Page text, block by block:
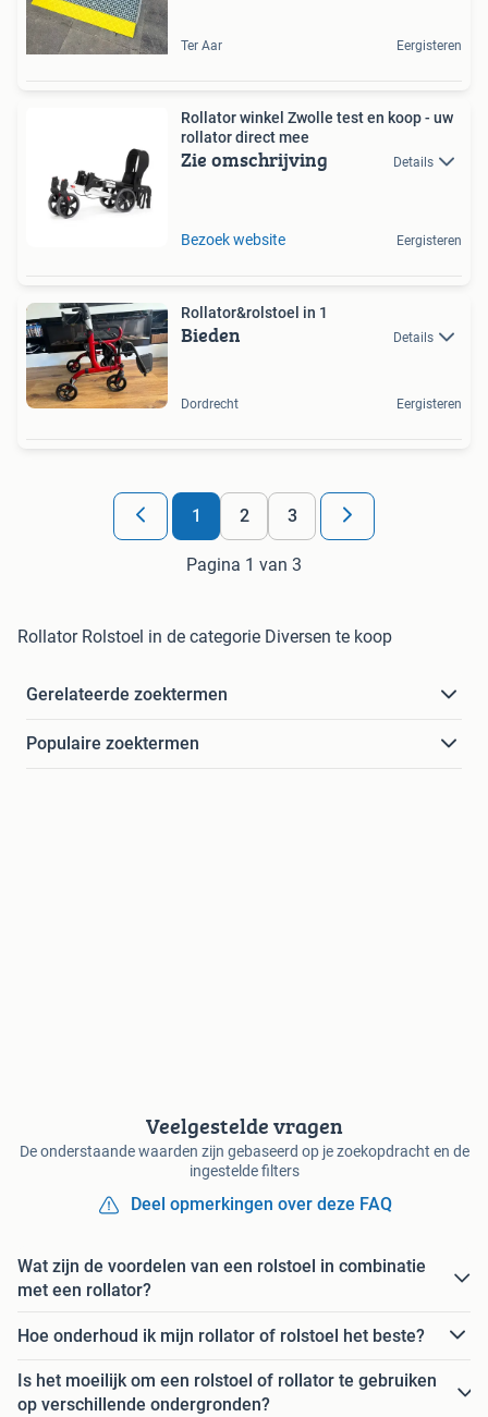
Ter Aar Eergisteren
Rollator winkel Zwolle test en koop - uw
rollator direct mee
Zie omschrijving Details
Bezoek website Eergisteren
Rollator&rolstoel in 1
Bieden Details
Dordrecht Eergisteren
1 2 3
Pagina 1 van 3
Rollator Rolstoel in de categorie Diversen te koop
Gerelateerde zoektermen
Populaire zoektermen
Veelgestelde vragen
De onderstaande waarden zijn gebaseerd op je zoekopdracht en de
ingestelde filters
Deel opmerkingen over deze FAQ
Wat zijn de voordelen van een rolstoel in combinatie
met een rollator?
Hoe onderhoud ik mijn rollator of rolstoel het beste?
Is het moeilijk om een rolstoel of rollator te gebruiken
op verschillende ondergronden?